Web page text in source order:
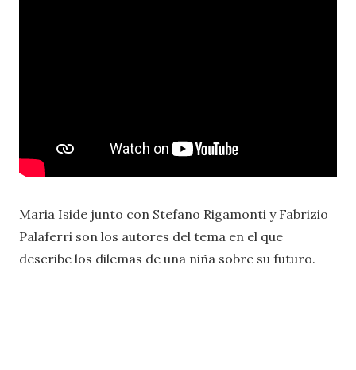
Maria Iside junto con Stefano Rigamonti y Fabrizio
Palaferri son los autores del tema en el que
describe los dilemas de una niña sobre su futuro.